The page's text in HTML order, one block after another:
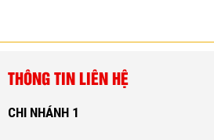
THÔNG TIN LIÊN HỆ
CHI NHÁNH 1